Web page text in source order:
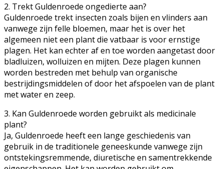
2. Trekt Guldenroede ongedierte aan?
Guldenroede trekt insecten zoals bijen en vlinders aan
vanwege zijn felle bloemen, maar het is over het
algemeen niet een plant die vatbaar is voor ernstige
plagen. Het kan echter af en toe worden aangetast door
bladluizen, wolluizen en mijten. Deze plagen kunnen
worden bestreden met behulp van organische
bestrijdingsmiddelen of door het afspoelen van de plant
met water en zeep.
3. Kan Guldenroede worden gebruikt als medicinale
plant?
Ja, Guldenroede heeft een lange geschiedenis van
gebruik in de traditionele geneeskunde vanwege zijn
ontstekingsremmende, diuretische en samentrekkende